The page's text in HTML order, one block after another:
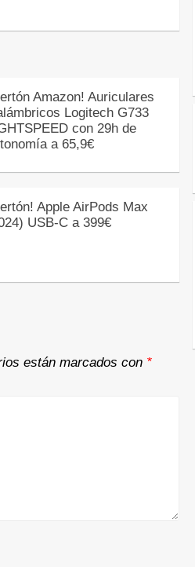
Amazon! Auriculares
Logitech G733
con 29h de
a 65,9€
Apple AirPods Max
USB-C a 399€
están marcados con *